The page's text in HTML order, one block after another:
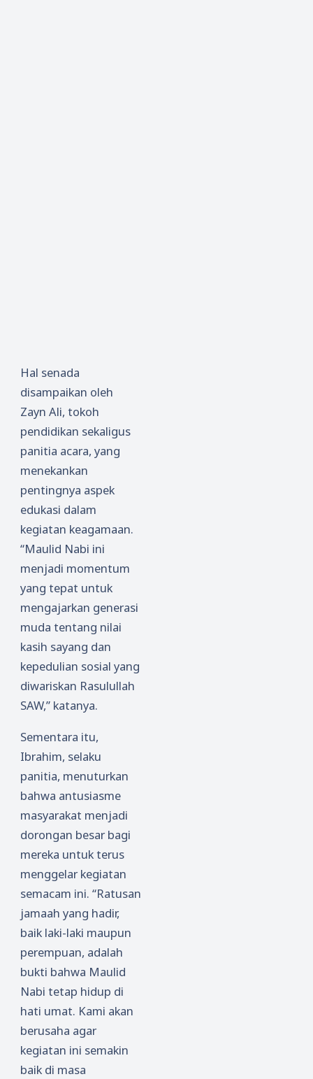
Hal senada
disampaikan oleh
Zayn Ali, tokoh
pendidikan sekaligus
panitia acara, yang
menekankan
pentingnya aspek
edukasi dalam
kegiatan keagamaan.
“Maulid Nabi ini
menjadi momentum
yang tepat untuk
mengajarkan generasi
muda tentang nilai
kasih sayang dan
kepedulian sosial yang
diwariskan Rasulullah
SAW,” katanya.
Sementara itu,
Ibrahim, selaku
panitia, menuturkan
bahwa antusiasme
masyarakat menjadi
dorongan besar bagi
mereka untuk terus
menggelar kegiatan
semacam ini. “Ratusan
jamaah yang hadir,
baik laki-laki maupun
perempuan, adalah
bukti bahwa Maulid
Nabi tetap hidup di
hati umat. Kami akan
berusaha agar
kegiatan ini semakin
baik di masa